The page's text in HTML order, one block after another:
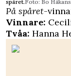
spåret.Foto: Bo
På spåret-
Vinnare:
Tvåa: Hanna